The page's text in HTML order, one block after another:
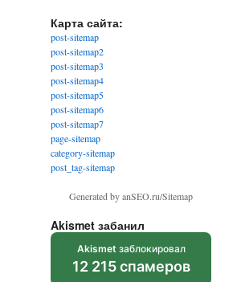
Карта сайта:
post-sitemap
post-sitemap2
post-sitemap3
post-sitemap4
post-sitemap5
post-sitemap6
post-sitemap7
page-sitemap
category-sitemap
post_tag-sitemap
Generated by anSEO.ru/Sitemap
Akismet забанил
Akismet заблокировал
12 215 спамеров